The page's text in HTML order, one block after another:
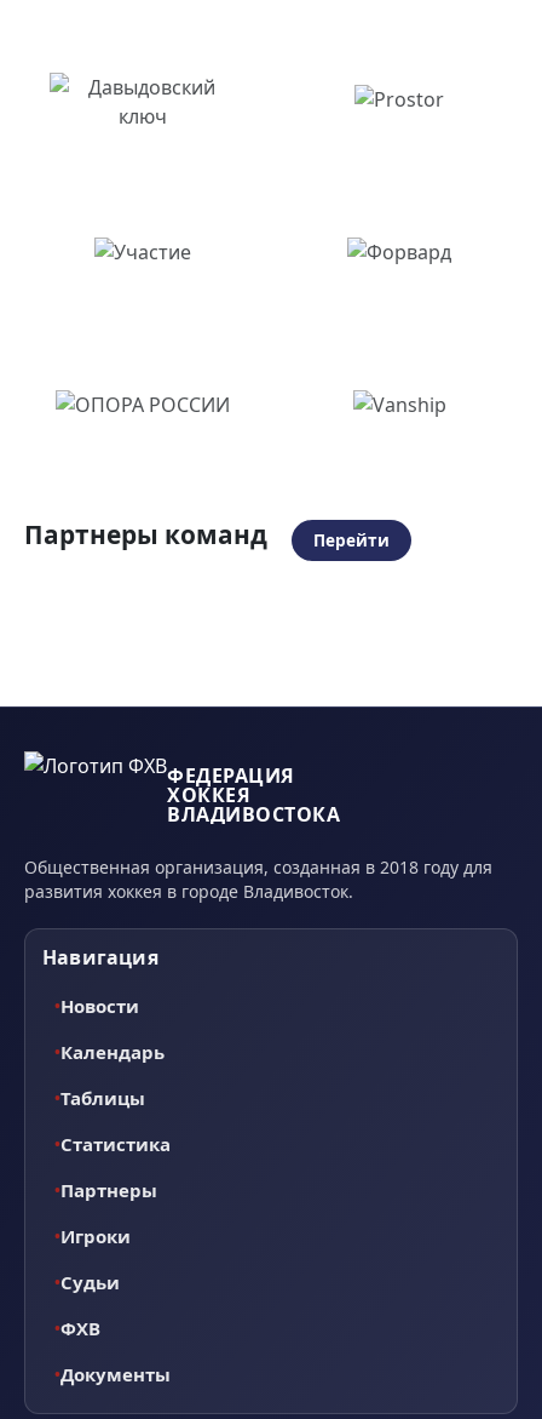
Партнеры команд Перейти
ФЕДЕРАЦИЯ
ХОККЕЯ
ВЛАДИВОСТОКА
Общественная организация, созданная в 2018 году для
развития хоккея в городе Владивосток.
Навигация
Новости
Календарь
Таблицы
Статистика
Партнеры
Игроки
Судьи
ФХВ
Документы